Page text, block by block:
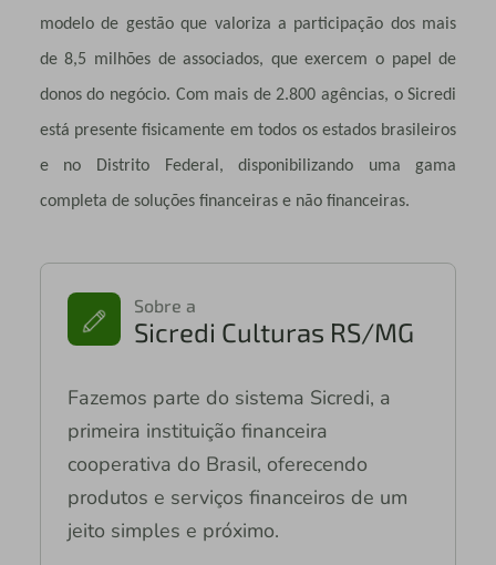
modelo de gestão que valoriza a participação dos mais
de 8,5 milhões de associados, que exercem o papel de
donos do negócio. Com mais de 2.800 agências, o Sicredi
está presente fisicamente em todos os estados brasileiros
e no Distrito Federal, disponibilizando uma gama
completa de soluções financeiras e não financeiras.
Sobre a
Sicredi Culturas RS/MG
Fazemos parte do sistema Sicredi, a
primeira instituição financeira
cooperativa do Brasil, oferecendo
produtos e serviços financeiros de um
jeito simples e próximo.